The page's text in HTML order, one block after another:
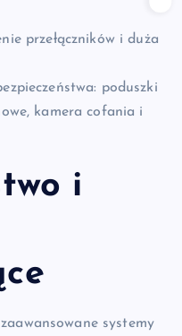
przełączników i duża
poduszki
kamera cofania i
i
systemy